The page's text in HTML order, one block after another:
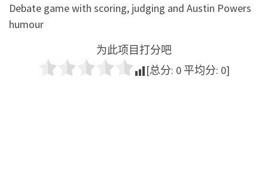
Debate game with scoring, judging and Austin Powers
humour
为此项目打分吧
[总分: 0 平均分: 0]